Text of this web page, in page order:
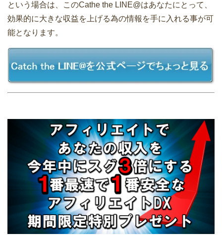
という場合は、このCathe the LINE@はあなたにとって、
効果的に大きな収益を上げる為の情報を手に入れる事が可
能となります。